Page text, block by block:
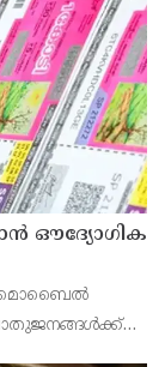
ഔദ്യോഗിക
മൊബൈൽ